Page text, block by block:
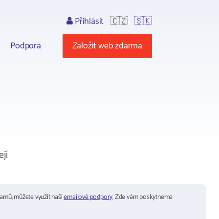
Podpora
Přihlásit 🇨🇿 🇸🇰
Založit web zdarma
můžete využít našíemailové podpory. Zde vám poskytneme